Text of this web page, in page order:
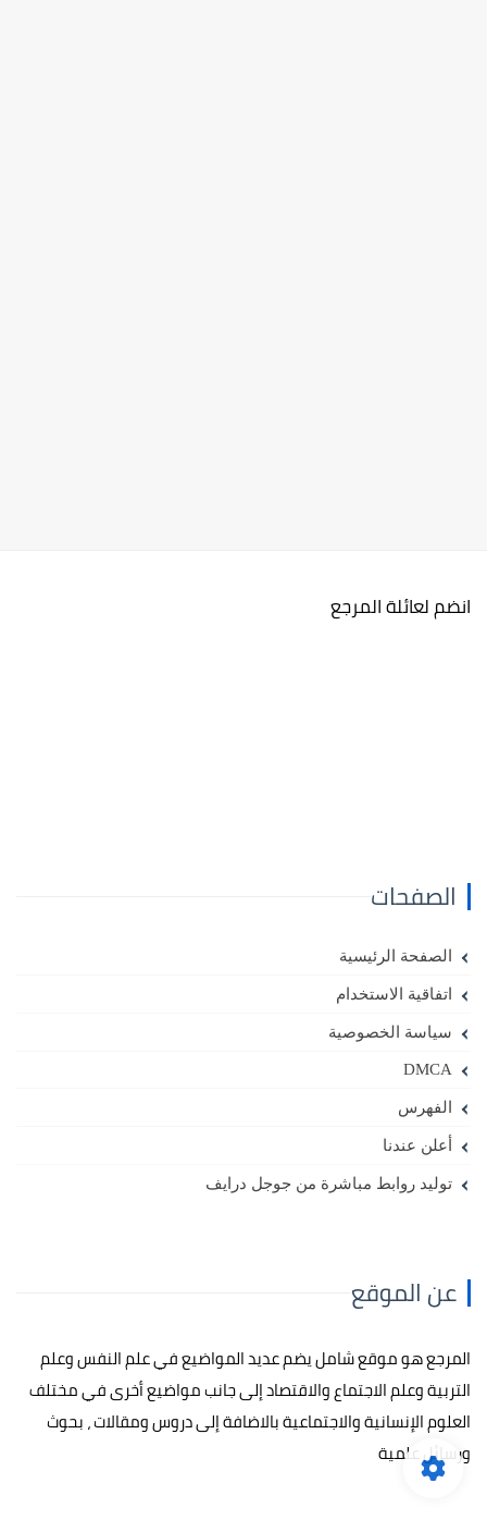
انضم لعائلة المرجع
الصفحات
الصفحة الرئيسية
اتفاقية الاستخدام
سياسة الخصوصية
DMCA
الفهرس
أعلن عندنا
توليد روابط مباشرة من جوجل درايف
عن الموقع
المرجع هو موقع شامل يضم عديد المواضيع في علم النفس وعلم
التربية وعلم الاجتماع والاقتصاد إلى جانب مواضيع أخرى في مختلف
العلوم الإنسانية والاجتماعية بالاضافة إلى دروس ومقالات ، بحوث
ورسائل علمية